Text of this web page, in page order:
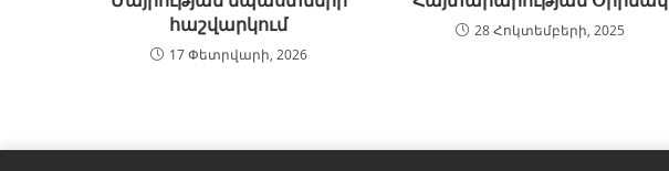
հաշվարկում
17 Փետրվարի, 2026
28 Հոկտեմբերի, 2025